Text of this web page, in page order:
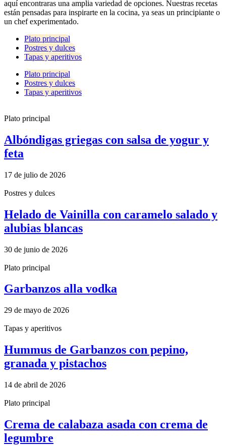
aquí encontraras una amplia variedad de opciones. Nuestras recetas
están pensadas para inspirarte en la cocina, ya seas un principiante o
un chef experimentado.
Plato principal
Postres y dulces
Tapas y aperitivos
Plato principal
Postres y dulces
Tapas y aperitivos
Plato principal
Albóndigas griegas con salsa de yogur y
feta
17 de julio de 2026
Postres y dulces
Helado de Vainilla con caramelo salado y
alubias blancas
30 de junio de 2026
Plato principal
Garbanzos alla vodka
29 de mayo de 2026
Tapas y aperitivos
Hummus de Garbanzos con pepino,
granada y pistachos
14 de abril de 2026
Plato principal
Crema de calabaza asada con crema de
legumbre